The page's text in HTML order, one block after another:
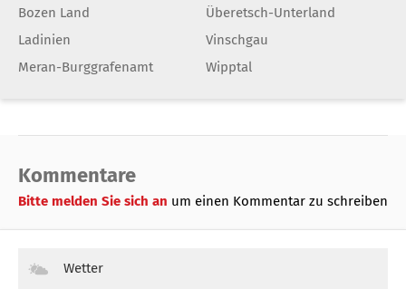
Bozen Land
Ladinien
Meran-Burggrafenamt
Überetsch-Unterland
Vinschgau
Wipptal
Kommentare
Bitte melden Sie sich an um einen Kommentar zu schreiben
Wetter